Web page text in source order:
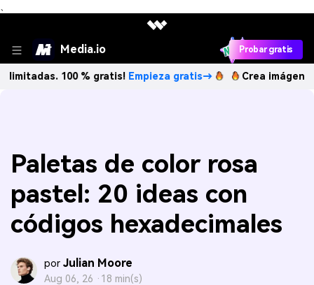
、
Media.io Probar gratis
100 % gratis!Empieza gratis→ Crea imágenes IA
Paletas de color rosa
pastel: 20 ideas con
códigos hexadecimales
por Julian Moore
Aug 06, 26 · 18 min(s)